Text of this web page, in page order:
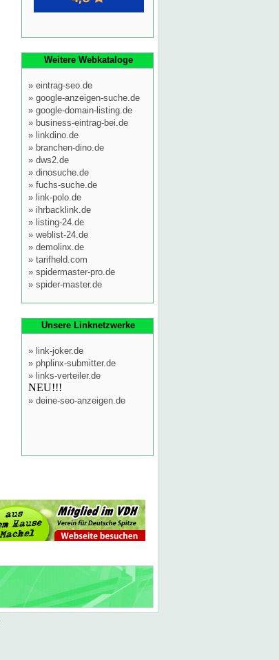
Weitere Webkataloge
» eintrag-seo.de
» google-anzeigen-suche.de
» google-domain-listing.de
» business-eintrag-bei.de
» linkdino.de
» branchen-dino.de
» dws2.de
» dinosuche.de
» fuchs-suche.de
» link-polo.de
» ihrbacklink.de
» listing-24.de
» weblist-24.de
» demolinx.de
» tarifheld.com
» spidermaster-pro.de
» spider-master.de
Unsere Linknetzwerke
» link-joker.de
» phplinx-submitter.de
» links-verteiler.de
NEU!!!
» deine-seo-anzeigen.de